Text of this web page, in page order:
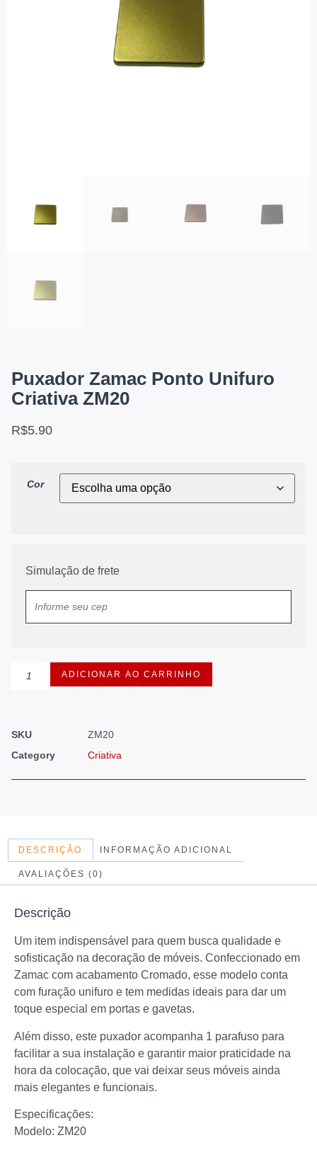
Puxador Zamac Ponto Unifuro
Criativa ZM20
R$5.90
Cor
Simulação de frete
ADICIONAR AO CARRINHO
SKU
ZM20
Category
Criativa
DESCRIÇÃO INFORMAÇÃO ADICIONAL
AVALIAÇÕES (0)
Descrição
Um item indispensável para quem busca qualidade e
sofisticação na decoração de móveis. Confeccionado em
Zamac com acabamento Cromado, esse modelo conta
com furação unifuro e tem medidas ideais para dar um
toque especial em portas e gavetas.
Além disso, este puxador acompanha 1 parafuso para
facilitar a sua instalação e garantir maior praticidade na
hora da colocação, que vai deixar seus móveis ainda
mais elegantes e funcionais.
Especificações:
Modelo: ZM20